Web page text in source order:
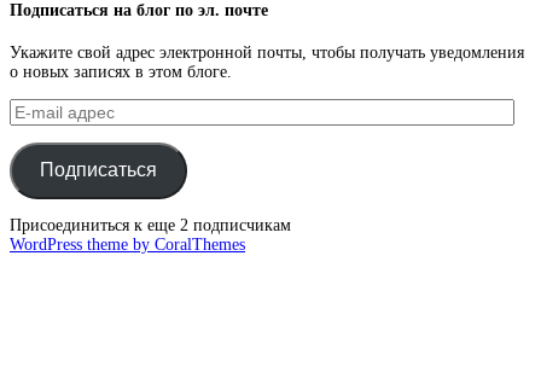
Подписаться на блог по эл. почте
Укажите свой адрес электронной почты, чтобы получать уведомления
о новых записях в этом блоге.
E-
mail
адрес
Подписаться
Присоединиться к еще 2 подписчикам
WordPress theme by CoralThemes